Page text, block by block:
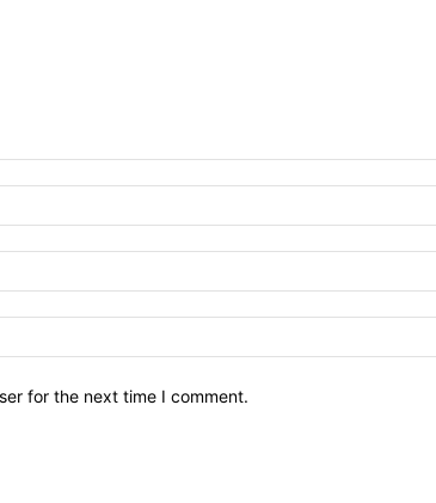
for the next time I comment.